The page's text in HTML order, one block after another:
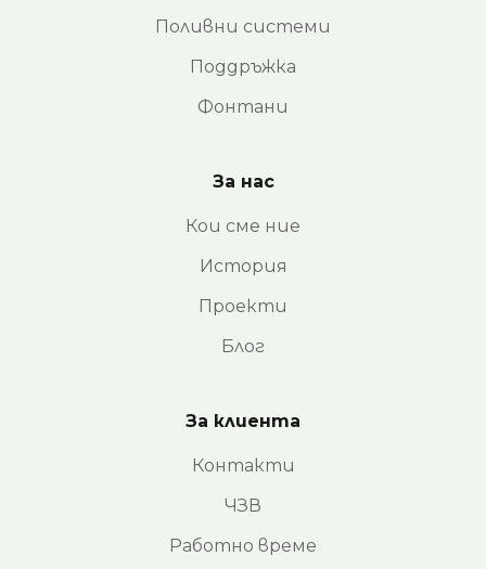
Поливни системи
Поддръжка
Фонтани
За нас
Кои сме ние
История
Проекти
Блог
За клиента
Контакти
ЧЗВ
Работно време